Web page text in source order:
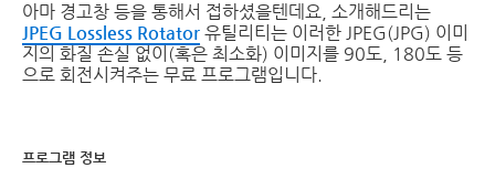
아마 경고창 등을 통해서 접하셨을텐데요, 소개해드리는
JPEG Lossless Rotator 유틸리티는 이러한 JPEG(JPG) 이미
지의 화질 손실 없이(혹은 최소화) 이미지를 90도, 180도 등
으로 회전시켜주는 무료 프로그램입니다.
프로그램 정보